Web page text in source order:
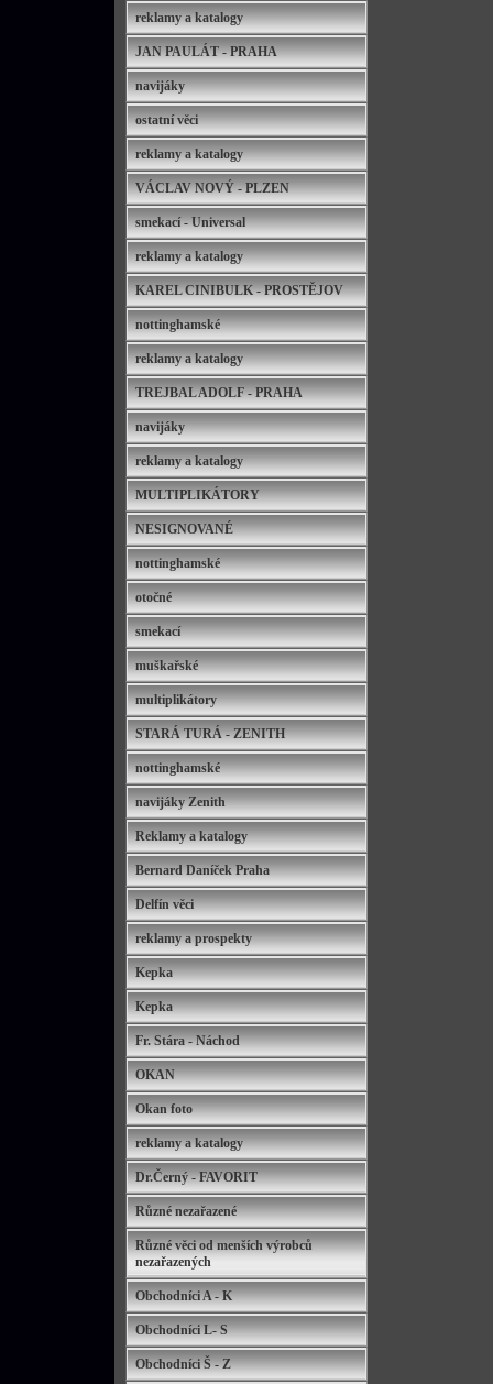
reklamy a katalogy
JAN PAULÁT - PRAHA
navijáky
ostatní věci
reklamy a katalogy
VÁCLAV NOVÝ - PLZEN
smekací - Universal
reklamy a katalogy
KAREL CINIBULK - PROSTĚJOV
nottinghamské
reklamy a katalogy
TREJBAL ADOLF - PRAHA
navijáky
reklamy a katalogy
MULTIPLIKÁTORY
NESIGNOVANÉ
nottinghamské
otočné
smekací
muškařské
multiplikátory
STARÁ TURÁ - ZENITH
nottinghamské
navijáky Zenith
Reklamy a katalogy
Bernard Daníček Praha
Delfín věci
reklamy a prospekty
Kepka
Kepka
Fr. Stára - Náchod
OKAN
Okan foto
reklamy a katalogy
Dr.Černý - FAVORIT
Různé nezařazené
Různé věci od menších výrobců
nezařazených
Obchodníci A - K
Obchodníci L- S
Obchodníci Š - Z